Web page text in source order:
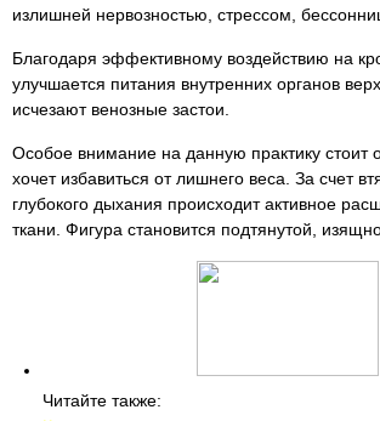
излишней нервозностью, стрессом,
Благодаря эффективному воздействию на
улучшается питания внутренних органов
исчезают венозные застои.
Особое внимание на данную практику стоит
хочет избавиться от лишнего веса. За счет
глубокого дыхания происходит активное
ткани. Фигура становится подтянутой,
Читайте также: